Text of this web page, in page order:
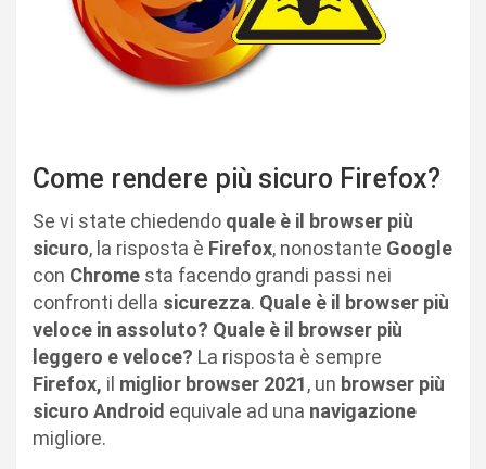
Come rendere più sicuro Firefox?
Se vi state chiedendo quale è il browser più
sicuro, la risposta è Firefox, nonostante Google
con Chrome sta facendo grandi passi nei
confronti della sicurezza. Quale è il browser più
veloce in assoluto? Quale è il browser più
leggero e veloce? La risposta è sempre
Firefox, il miglior browser 2021, un browser più
sicuro Android equivale ad una navigazione
migliore.